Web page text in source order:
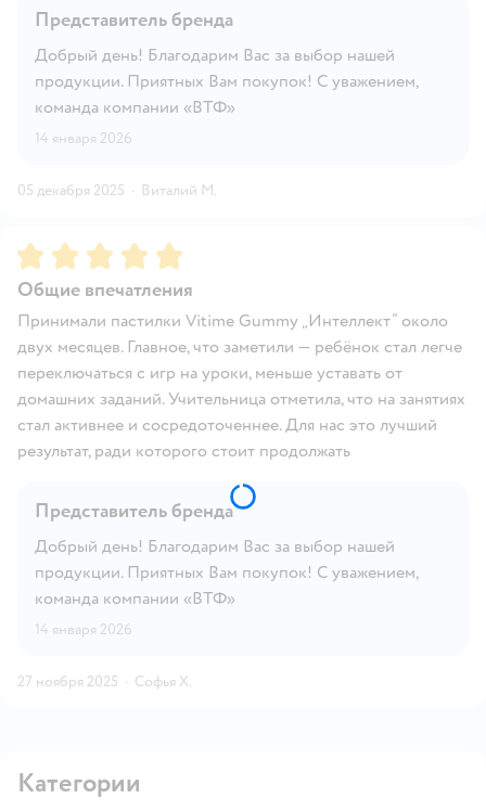
Представитель бренда
Добрый день! Благодарим Вас за выбор нашей
продукции. Приятных Вам покупок! С уважением,
команда компании «ВТФ»
14 января 2026
05 декабря 2025 · Виталий М.
Рейтинг:5
Общие впечатления
Принимали пастилки Vitime Gummy „Интеллект“ около
двух месяцев. Главное, что заметили — ребёнок стал легче
переключаться с игр на уроки, меньше уставать от
домашних заданий. Учительница отметила, что на занятиях
стал активнее и сосредоточеннее. Для нас это лучший
результат, ради которого стоит продолжать
Представитель бренда
Добрый день! Благодарим Вас за выбор нашей
продукции. Приятных Вам покупок! С уважением,
команда компании «ВТФ»
14 января 2026
27 ноября 2025 · Софья Х.
Категории